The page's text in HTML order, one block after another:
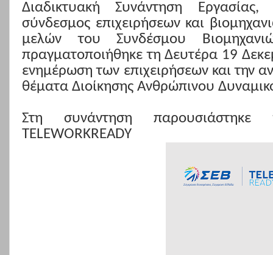
Διαδικτυακή Συνάντηση
σύνδεσμος επιχειρήσεων και
μελών του Συνδέσμου
πραγματοποιήθηκε τη Δευτέρα 19
ενημέρωση των επιχειρήσεων και την
θέματα Διοίκησης Ανθρώπινου
Στη συνάντηση
TELEWORKREADY